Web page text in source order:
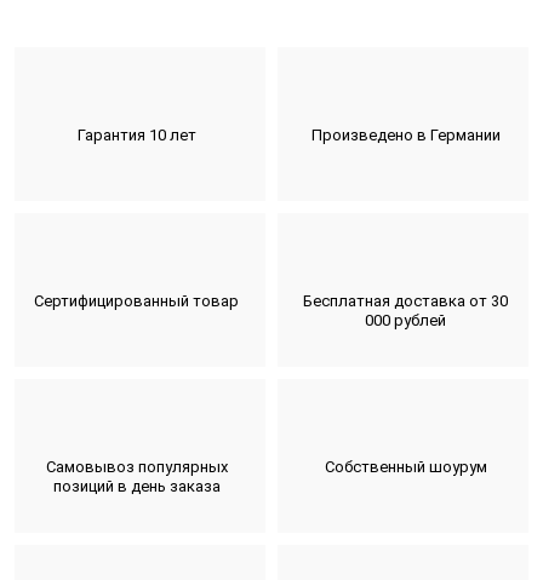
Гарантия 10 лет Произведено в Германии
Сертифицированный товар
Бесплатная доставка от 30
000 рублей
Самовывоз популярных
позиций в день заказа
Собственный шоурум